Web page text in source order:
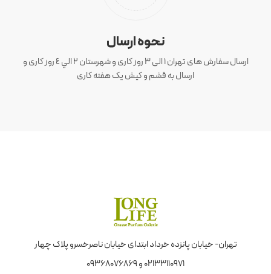
نحوه ارسال
ارسال سفارش های تهران 1 الی 3 روز کاری و شهرستان ٢ الي ٤ روز کاری و
ارسال به قشم و کیش یک هفته کاری
تهران- خیابان پانزده خرداد ابتدای خیابان ناصرخسرو پلاک چهار
02133110971 و 09368076869